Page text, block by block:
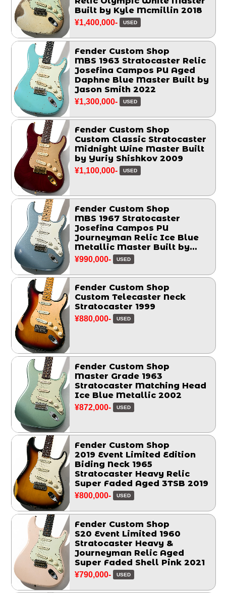
Built by Kyle Mcmillin 2018
¥1,400,000- USED
Fender Custom Shop
MBS 1963 Stratocaster Relic
Josefina Campos PU Aged
Daphne Blue Master Built by
Jason Smith 2022
¥1,300,000- USED
Fender Custom Shop
Custom Classic Stratocaster
Midnight Wine Master Built
by Yuriy Shishkov 2009
¥1,100,000- USED
Fender Custom Shop
MBS 1967 Stratocaster
Josefina Campos PU
Journeyman Relic Ice Blue
Metallic Master Built by
Greg Fessler 2017
¥990,000- USED
Fender Custom Shop
Custom Telecaster Neck
Stratocaster 1999
¥880,000- USED
Fender Custom Shop
Master Grade 1963
Stratocaster Matching Head
Ice Blue Metallic 2002
¥872,000- USED
Fender Custom Shop
2019 Event Limited Edition
Biding Neck 1965
Stratocaster Heavy Relic
Super Faded Aged 3TSB 2019
¥800,000- USED
Fender Custom Shop
S20 Event Limited 1960
Stratocaster Heavy &
Journeyman Relic Aged
Super Faded Shell Pink 2021
¥790,000- USED